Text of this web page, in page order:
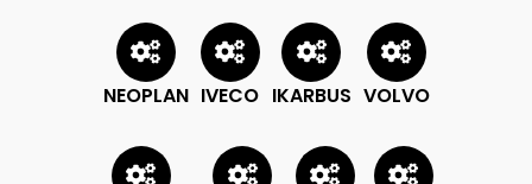
NEOPLAN IVECO IKARBUS VOLVO